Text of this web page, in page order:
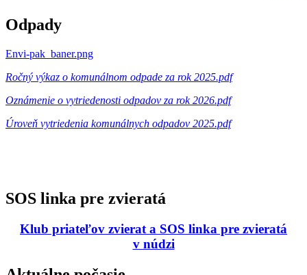
Odpady
Envi-pak_baner.png
Ročný výkaz o komunálnom odpade za rok 2025.pdf
Oznámenie o vytriedenosti odpadov za rok 2026.pdf
Úroveň vytriedenia komunálnych odpadov 2025.pdf
SOS linka pre zvieratá
Klub priateľov zvierat a SOS linka pre zvieratá
v núdzi